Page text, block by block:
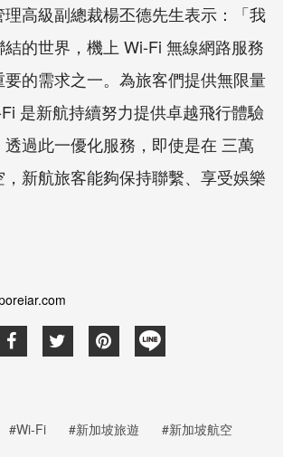
高級副總裁楊丕德先生表示：「我
的世界，機上 Wi-Fi 無線網路服務
的需求之一。為旅客們提供無限量
是新航持續努力提供卓越飛行體驗
過此一優化服務，即使是在 三萬
新航旅客能夠保持聯繫、享受娛樂
#Wi-Fi #新加坡旅遊 #新加坡航空